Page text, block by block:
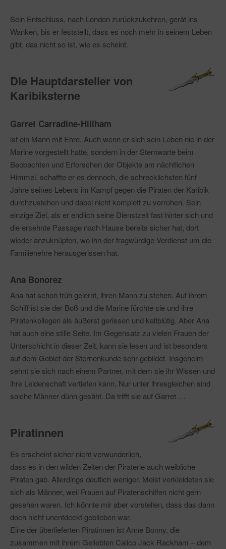
Sein Entschluss, nach London zurückzukehren, gerät ins
Wanken, bis er feststellt, dass es noch mehr in seinem Leben
gibt, das nicht so ist, wie es scheint.
Die Hauptdarsteller von
Karibiksterne
Garret Carradine-Hillham
ist ein Mann mit Ehre. Auch wenn er sich sein Leben nie in der
Marine vorgestellt hatte, sondern in der Sternwarte beim
Beobachten und Erforschen der Objekte am nächtlichen
Himmel, schaffte er es dennoch, die schrecklichsten fünf
Jahre seines Lebens im Kampf gegen die Piraten der Karibik
durchzustehen und dabei nicht komplett zu verrohen. Sein
einzige Ziel, als er endlich seine Dienstzeit fast hinter sich und
die ersehnte Passage nach Hause bereits sicher hat, dort
wieder anzuknüpfen, wo ihn der fragwürdige Verdienst um die
Familienehre herausgerissen hat.
Ana Bonorez
Ana hat schon früh gelernt, ihren Mann zu stehen. Auf ihrem
Schiff ist sie der Boß und die Marine fürchte sie und ihre
Piratenkollegen als äußerst gerissen und kaltblütig. Aber Ana
hat auch eine stille Seite. Im Gegensatz zu vielen Frauen der
Unterschicht in dieser Zeit, kann sie lesen und ist besonders
auf dem Gebiet der Sternenkunde sehr gebildet. Insgeheim
sehnt sie sich nach einem Partner, mit dem sie ihr Wissen und
ihre Leidenschaft vertiefen kann. Nur unter ihresgleichen sind
solche Männer dünn gesäht. Da trifft sie auf Garret …
Piratinnen
Es erscheint sicher nicht verwunderlich,
dass es in den wilden Zeiten der Piraterie auch weibliche
Piraten gab. Allerdings deutlich weniger. Meist verkleideten sie
sich als Männer, weil Frauen auf Piratenschiffen nicht gern
gesehen waren. Ich könnte mir aber vorstellen, dass das dann
doch nicht unentdeckt geblieben war.
Eine der überlieferten Piratinnen ist Anne Bonny, die
zusammen mit ihrem Geliebten Calico Jack Rackham – dem